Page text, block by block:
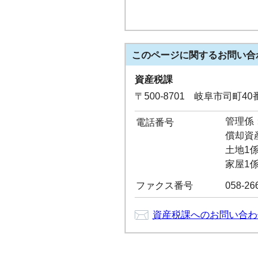
このページに関するお問い合
資産税課
〒500-8701 岐阜市司町40
電話番号
管理係
償却資
土地1
家屋1
ファクス番号 058-
資産税課へのお問い合